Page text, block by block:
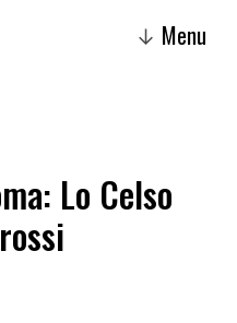
↓ Menu
Lo Celso